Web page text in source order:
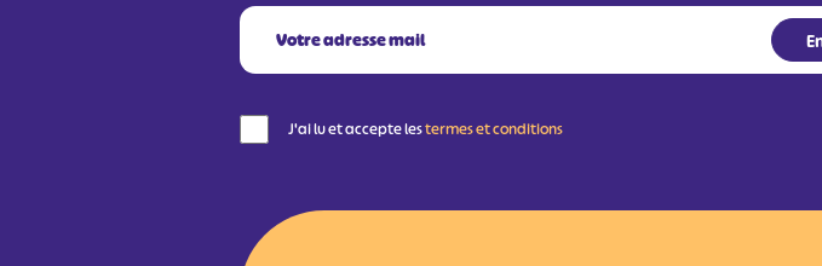
J'ai lu et accepte lestermes et conditions